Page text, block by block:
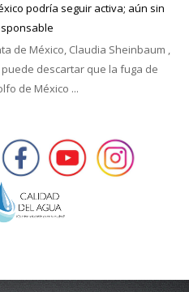
podría seguir activa; aún sin
de México, Claudia Sheinbaum ,
descartar que la fuga de
de México ...